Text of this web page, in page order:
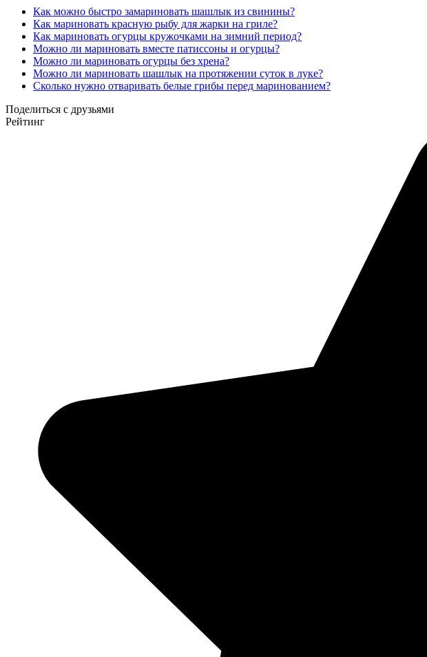
Как можно быстро замариновать шашлык из свинины?
Как мариновать красную рыбу для жарки на гриле?
Как мариновать огурцы кружочками на зимний период?
Можно ли мариновать вместе патиссоны и огурцы?
Можно ли мариновать огурцы без хрена?
Можно ли мариновать шашлык на протяжении суток в луке?
Сколько нужно отваривать белые грибы перед маринованием?
Поделиться с друзьями
Рейтинг